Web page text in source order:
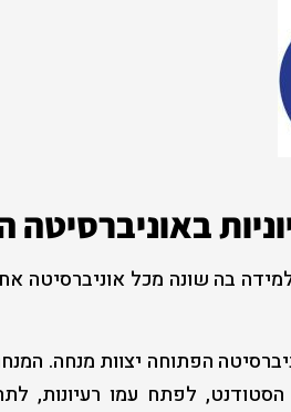
בה שונה מכל אוניברסיטה
הפתוחה יצוות מנחה.
לפתח עמו רעיונות,